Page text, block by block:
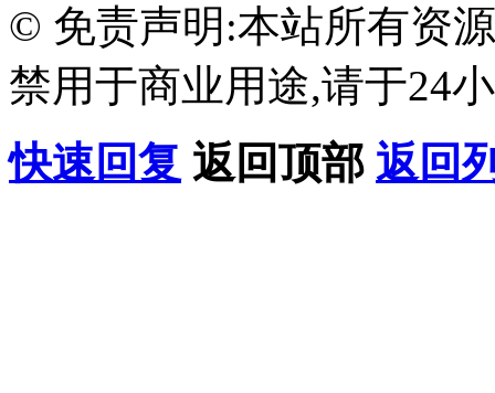
© 免责声明:本站所有资
禁用于商业用途,请于24
快速回复 返回顶部 返回